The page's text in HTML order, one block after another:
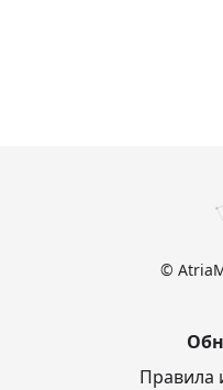
©
Правила